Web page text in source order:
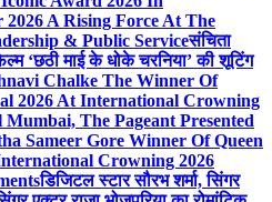
A Rising Force At The
& Public Serviceसंचिता
‘छठी माई के धोके चरनिया’ की शूटिंग
Chalke The Winner Of
2026 At International Crowning
The Pageant Presented
Sameer Gore Winner Of Queen
Crowning 2026
डिजिटल स्टार सौरभ शर्मा, सिंगर